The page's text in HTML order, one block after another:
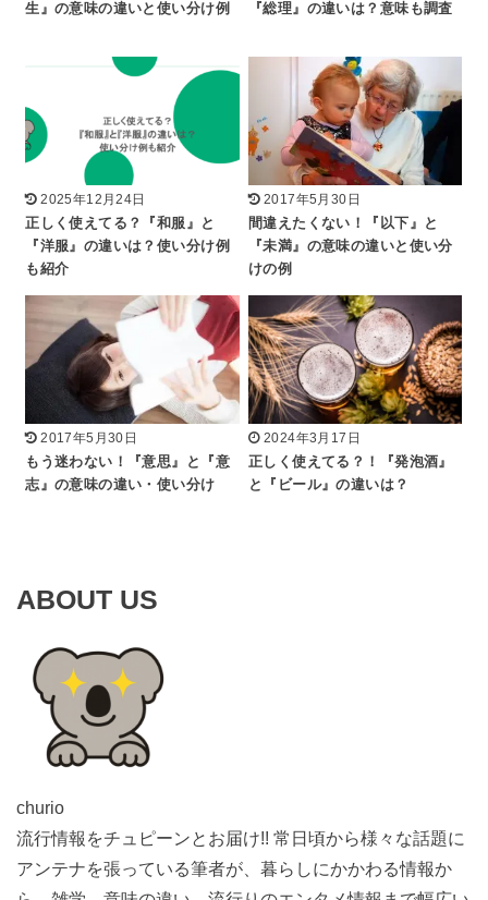
生』の意味の違いと使い分け例
『総理』の違いは？意味も調査
2025年12月24日
正しく使えてる？『和服』と
『洋服』の違いは？使い分け例
も紹介
2017年5月30日
間違えたくない！『以下』と
『未満』の意味の違いと使い分
けの例
2017年5月30日
もう迷わない！『意思』と『意
志』の意味の違い・使い分け
2024年3月17日
正しく使えてる？！『発泡酒』
と『ビール』の違いは？
ABOUT US
churio
流行情報をチュピーンとお届け!! 常日頃から様々な話題に
アンテナを張っている筆者が、暮らしにかかわる情報か